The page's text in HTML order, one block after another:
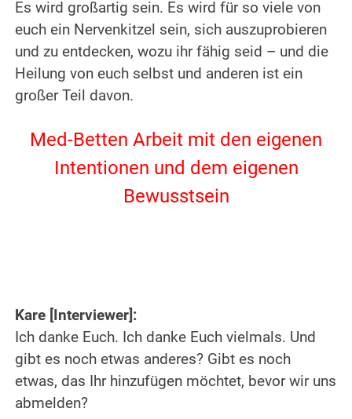
Es wird großartig sein. Es wird für so viele von
euch ein Nervenkitzel sein, sich auszuprobieren
und zu entdecken, wozu ihr fähig seid – und die
Heilung von euch selbst und anderen ist ein
großer Teil davon.
Med-Betten Arbeit mit den eigenen
Intentionen und dem eigenen
Bewusstsein
Kare [Interviewer]:
Ich danke Euch. Ich danke Euch vielmals. Und
gibt es noch etwas anderes? Gibt es noch
etwas, das Ihr hinzufügen möchtet, bevor wir uns
abmelden?